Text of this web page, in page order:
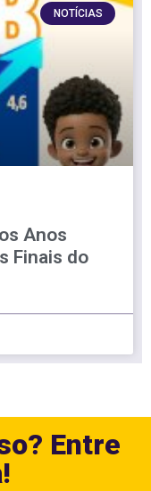
NOTÍCIAS
Anos
Finais do
Entre